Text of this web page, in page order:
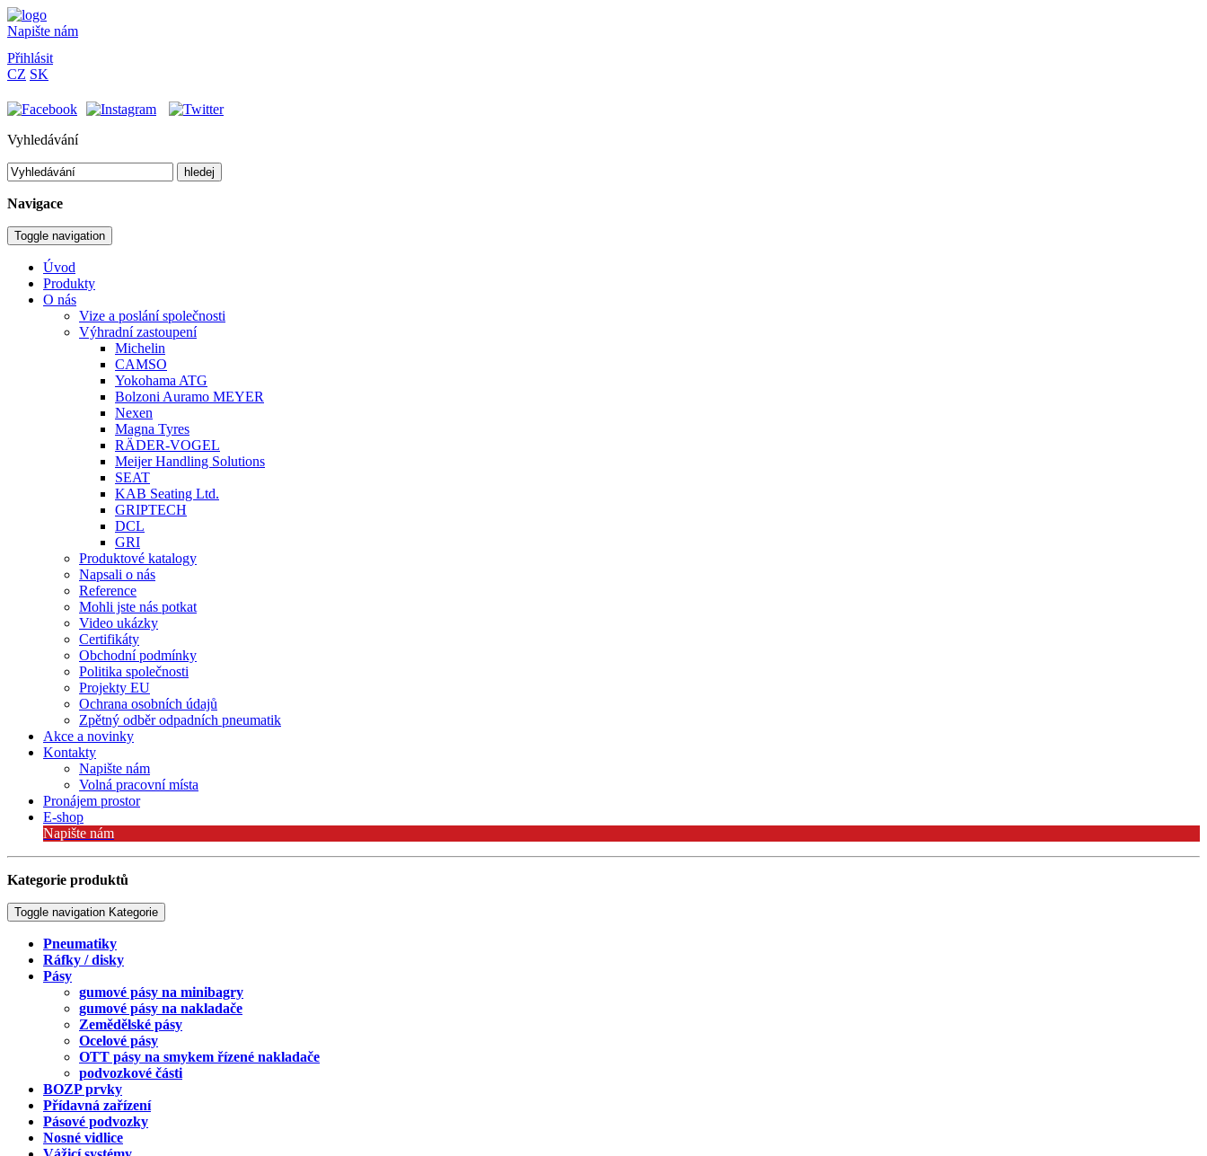
Napište nám
Přihlásit
CZ SK
Vyhledávání
hledej
Navigace
Toggle navigation
Úvod
Produkty
O nás
Vize a poslání společnosti
Výhradní zastoupení
Michelin
CAMSO
Yokohama ATG
Bolzoni Auramo MEYER
Nexen
Magna Tyres
RÄDER-VOGEL
Meijer Handling Solutions
SEAT
KAB Seating Ltd.
GRIPTECH
DCL
GRI
Produktové katalogy
Napsali o nás
Reference
Mohli jste nás potkat
Video ukázky
Certifikáty
Obchodní podmínky
Politika společnosti
Projekty EU
Ochrana osobních údajů
Zpětný odběr odpadních pneumatik
Akce a novinky
Kontakty
Napište nám
Volná pracovní místa
Pronájem prostor
E-shop
Napište nám
Kategorie produktů
Toggle navigation Kategorie
Pneumatiky
Ráfky / disky
Pásy
gumové pásy na minibagry
gumové pásy na nakladače
Zemědělské pásy
Ocelové pásy
OTT pásy na smykem řízené nakladače
podvozkové části
BOZP prvky
Přídavná zařízení
Pásové podvozky
Nosné vidlice